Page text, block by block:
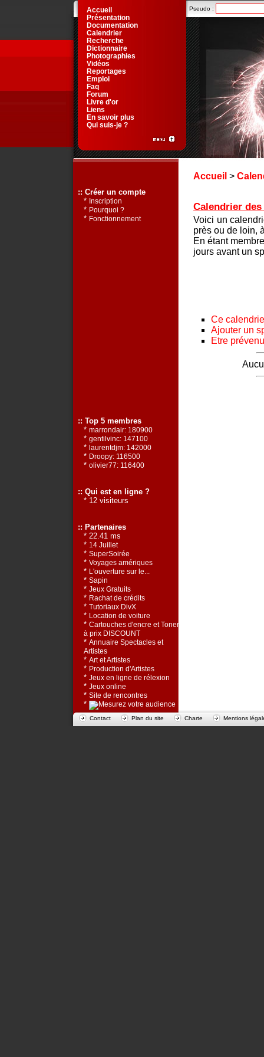
Accueil >
Calendrier
Voici un
près ou de loin,
En étant
jours avant un
Ce
Ajouter un
Etre
Pseudo :
Accueil
Présentation
Documentation
Calendrier
Recherche
Dictionnaire
Photographies
Vidéos
Reportages
Emploi
Faq
Forum
Livre d'or
Liens
En savoir plus
Qui suis-je ?
:: Créer un compte
* Inscription
* Pourquoi ?
* Fonctionnement
:: Top 5 membres
* marrondair: 180900
* gentilvinc: 147100
* laurentdjm: 142000
* Droopy: 116500
* olivier77: 116400
:: Qui est en ligne ?
* 12 visiteurs
:: Partenaires
* 22.41 ms
* 14 Juillet
* SuperSoirée
* Voyages amériques
* L'ouverture sur le...
* Sapin
* Jeux Gratuits
* Rachat de crédits
* Tutoriaux DivX
* Location de voiture
* Cartouches d'encre et Toners
à prix DISCOUNT
* Annuaire Spectacles et
Artistes
* Art et Artistes
* Production d'Artistes
* Jeux en ligne de rélexion
* Jeux online
* Site de rencontres
*
Contact Plan du site Charte Mentions